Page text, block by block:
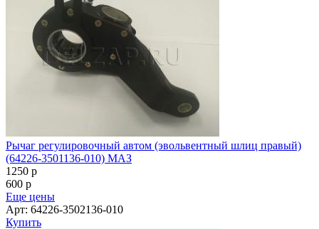
Рычаг регулировочный автом (эвольвентный шлиц правый)
(64226-3501136-010) МАЗ
1250 p
600 p
Еще цены
Арт: 64226-3502136-010
Купить